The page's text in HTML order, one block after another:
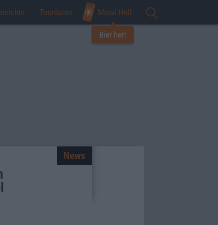
Tourdaten Metal Hell
Bier her!
News